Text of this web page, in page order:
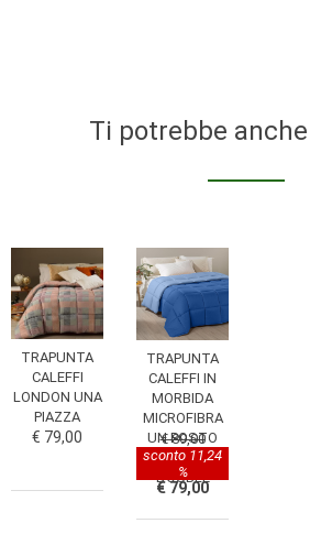
Ti potrebbe
TRAPUNTA
CALEFFI
LONDON UNA
PIAZZA
€ 79,00
TRAPUNTA
CALEFFI IN
MORBIDA
MICROFIBRA
UN POSTO
TINTA UNITA
DOUBLE
€ 89,00
sconto 11,24
%
€ 79,00